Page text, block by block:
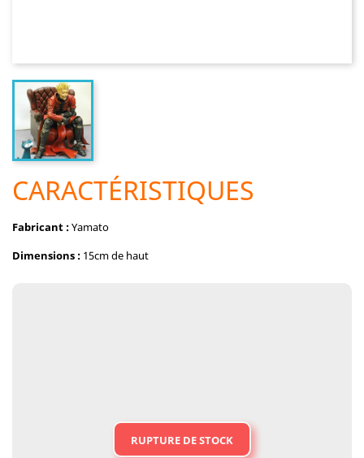
CARACTÉRISTIQUES
Fabricant :Yamato
Dimensions : 15cm de haut
RUPTURE DE STOCK